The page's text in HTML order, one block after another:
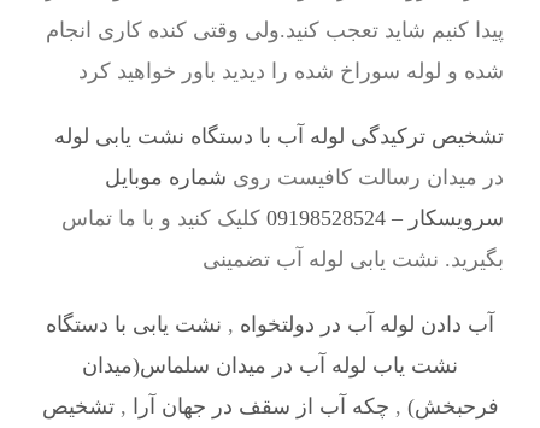
پیدا کنیم شاید تعجب کنید.ولی وقتی کنده کاری انجام
شده و لوله سوراخ شده را دیدید باور خواهید کرد
تشخیص ترکیدگی لوله آب با دستگاه نشت یابی لوله
در میدان رسالت کافیست روی شماره موبایل
سرویسکار – 09198528524
کلیک کنید و با ما تماس
بگیرید. نشت یابی لوله آب تضمینی
آب دادن لوله آب در دولتخواه , نشت یابی با دستگاه
نشت یاب لوله آب در میدان سلماس(میدان
فرحبخش) , چکه آب از سقف در جهان آرا ,تشخیص